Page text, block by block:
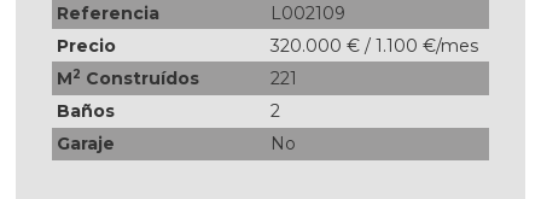
Referencia
L002109
Precio
320.000 € / 1.100 €/mes
M2 Construídos
221
Baños
2
Garaje
No